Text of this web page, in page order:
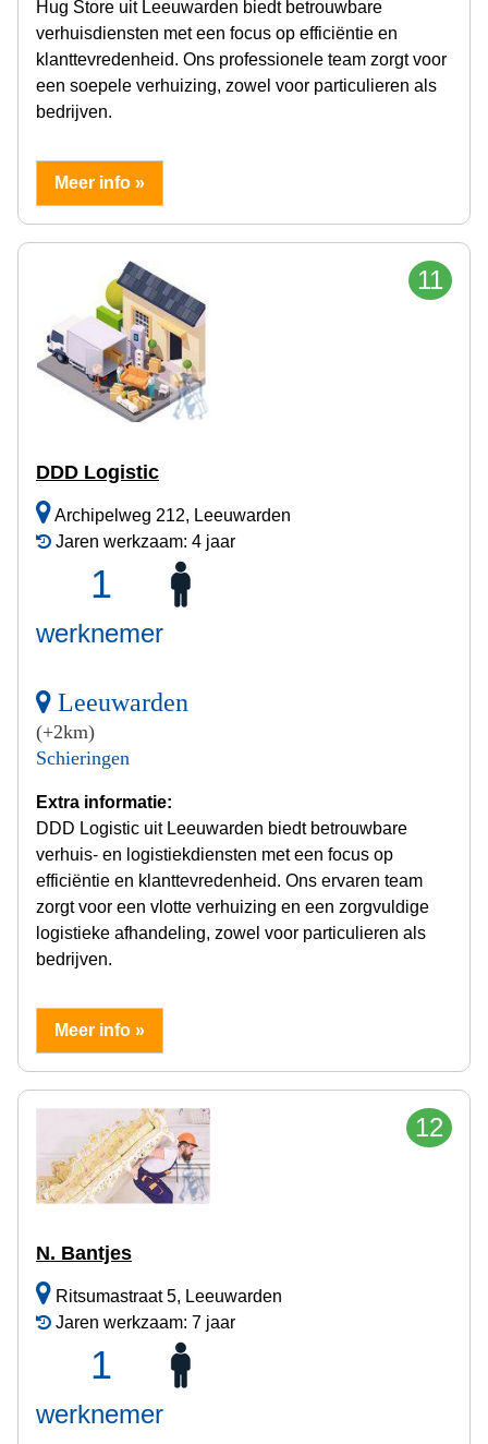
Hug Store uit Leeuwarden biedt betrouwbare
verhuisdiensten met een focus op efficiëntie en
klanttevredenheid. Ons professionele team zorgt voor
een soepele verhuizing, zowel voor particulieren als
bedrijven.
Meer info »
11
DDD Logistic
Archipelweg 212, Leeuwarden
Jaren werkzaam: 4 jaar
1
werknemer
Leeuwarden
(+2km)
Schieringen
Extra informatie:
DDD Logistic uit Leeuwarden biedt betrouwbare
verhuis- en logistiekdiensten met een focus op
efficiëntie en klanttevredenheid. Ons ervaren team
zorgt voor een vlotte verhuizing en een zorgvuldige
logistieke afhandeling, zowel voor particulieren als
bedrijven.
Meer info »
12
N. Bantjes
Ritsumastraat 5, Leeuwarden
Jaren werkzaam: 7 jaar
1
werknemer